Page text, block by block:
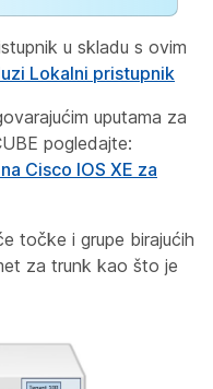
u skladu s ovim
Lokalni pristupnik
uputama za
pogledajte:
Cisco IOS XE za
točke i grupe birajućih
za trunk kao što je